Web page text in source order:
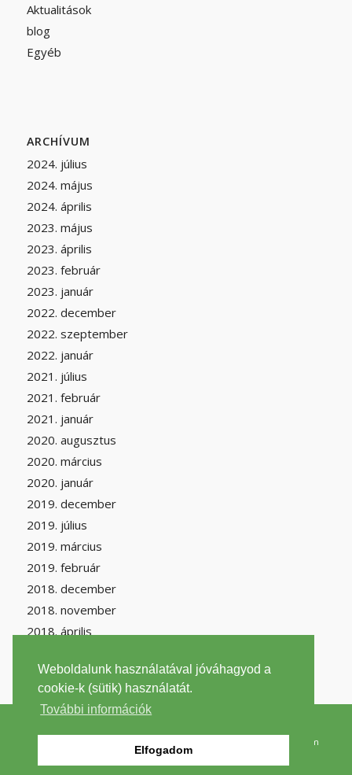
Weboldalunk használatával jóváhagyod a
cookie-k (sütik) használatát.
További információk
Elfogadom
Aktualitások
blog
Egyéb
ARCHÍVUM
2024. július
2024. május
2024. április
2023. május
2023. április
2023. február
2023. január
2022. december
2022. szeptember
2022. január
2021. július
2021. február
2021. január
2020. augusztus
2020. március
2020. január
2019. december
2019. július
2019. március
2019. február
2018. december
2018. november
2018. április
Környezetvédelem